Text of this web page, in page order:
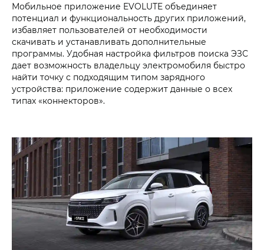
Мобильное приложение EVOLUTE объединяет
потенциал и функциональность других приложений,
избавляет пользователей от необходимости
скачивать и устанавливать дополнительные
программы. Удобная настройка фильтров поиска ЭЗС
дает возможность владельцу электромобиля быстро
найти точку с подходящим типом зарядного
устройства: приложение содержит данные о всех
типах «коннекторов».